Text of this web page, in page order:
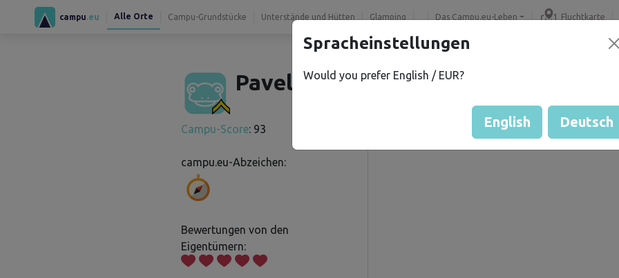
campu .eu Alle Orte Campu-Grundstücke Unterstände und Hütten Glamping Das Campu.eu-Leben Fluchtkarte
Pavel K.
Campu-Score: 93
campu.eu-Abzeichen:
Bewertungen von den
Eigentümern:
Gästebewertung durch
Bewertung der Grundstücke
Spracheinstellungen
Would you prefer English / EUR?
English Deutsch